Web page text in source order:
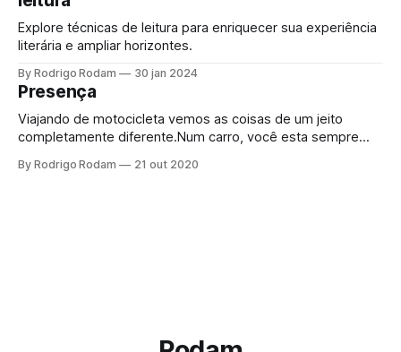
Explore técnicas de leitura para enriquecer sua experiência
literária e ampliar horizontes.
By Rodrigo Rodam 30 jan 2024
Presença
Viajando de motocicleta vemos as coisas de um jeito
completamente diferente.Num carro, você esta sempre
simplesmente não percebe que o que vê pelas janelas do
By Rodrigo Rodam 21 out 2020